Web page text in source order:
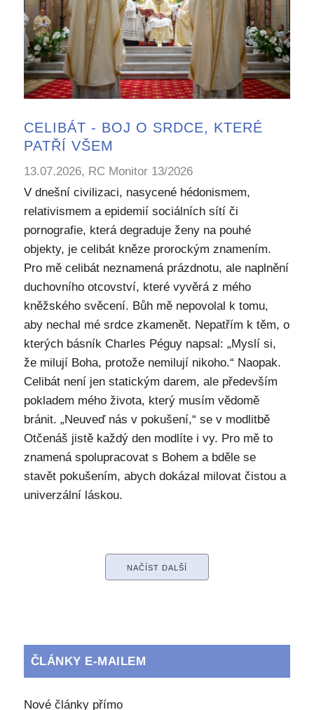
CELIBÁT - BOJ O SRDCE, KTERÉ
PATŘÍ VŠEM
13.07.2026, RC Monitor 13/2026
V dnešní civilizaci, nasycené hédonismem,
relativismem a epidemií sociálních sítí či
pornografie, která degraduje ženy na pouhé
objekty, je celibát kněze prorockým znamením.
Pro mě celibát neznamená prázdnotu, ale naplnění
duchovního otcovství, které vyvěrá z mého
kněžského svěcení. Bůh mě nepovolal k tomu,
aby nechal mé srdce zkamenět. Nepatřím k těm, o
kterých básník Charles Péguy napsal: „Myslí si,
že milují Boha, protože nemilují nikoho.“ Naopak.
Celibát není jen statickým darem, ale především
pokladem mého života, který musím vědomě
bránit. „Neuveď nás v pokušení,“ se v modlitbě
Otčenáš jistě každý den modlíte i vy. Pro mě to
znamená spolupracovat s Bohem a bděle se
stavět pokušením, abych dokázal milovat čistou a
univerzální láskou.
NAČÍST DALŠÍ
ČLÁNKY E-MAILEM
Nové články přímo